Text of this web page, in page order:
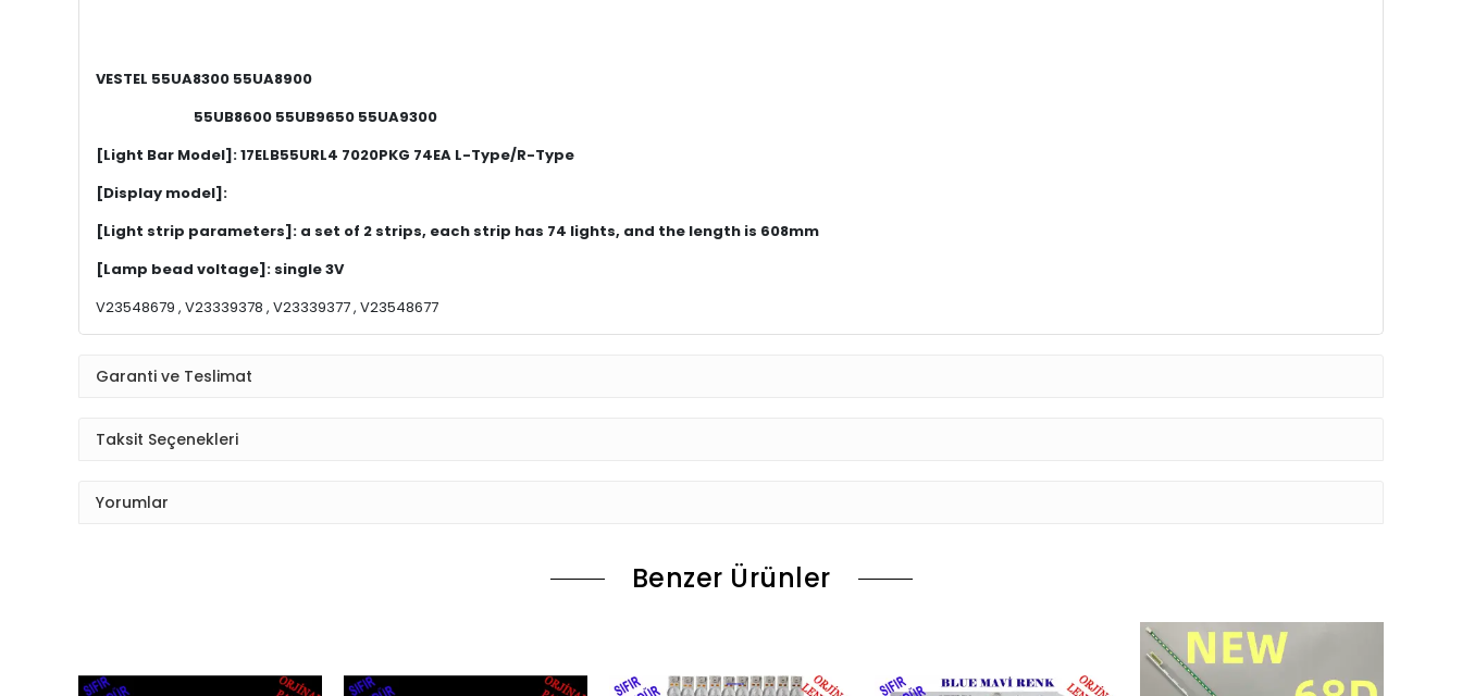
VESTEL 55UA8300 55UA8900
55UB8600 55UB9650 55UA9300
[Light Bar Model]: 17ELB55URL4 7020PKG 74EA L-Type/R-Type
[Display model]:
[Light strip parameters]: a set of 2 strips, each strip has 74 lights, and the length is 608mm
[Lamp bead voltage]: single 3V
V23548679 , V23339378 , V23339377 , V23548677
Garanti ve Teslimat
Taksit Seçenekleri
Yorumlar
Benzer Ürünler